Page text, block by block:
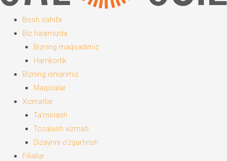
Bosh sahifa
Biz haqimizda
Bizning maqsadimiz
Hamkorlik
Bizning ishlarimiz
Maqolalar
Xizmatlar
Ta’mirlash
Tozalash xizmati
Dizaynni o’zgartirish
Filiallar